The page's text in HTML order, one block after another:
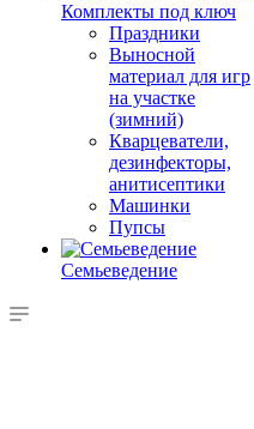
Комплекты под ключ
Праздники
Выносной
материал для игр
на участке
(зимний)
Кварцеватели,
дезинфекторы,
анитисептики
Машинки
Пупсы
Семьеведение